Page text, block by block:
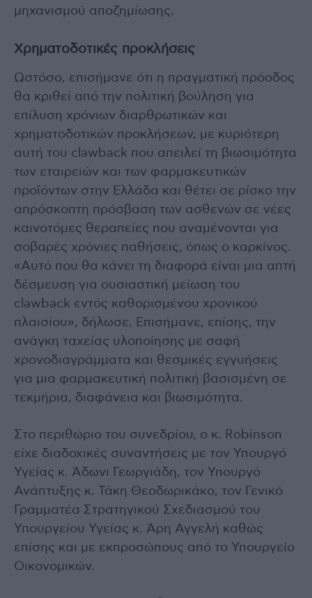
μηχανισμού αποζημίωσης.
Χρηματοδοτικές προκλήσεις
Ωστόσο, επισήμανε ότι η πραγματική πρόοδος
θα κριθεί από την πολιτική βούληση για
επίλυση χρόνιων διαρθρωτικών και
χρηματοδοτικών προκλήσεων, με κυριότερη
αυτή του clawback που απειλεί τη βιωσιμότητα
των εταιρειών και των φαρμακευτικών
προϊόντων στην Ελλάδα και θέτει σε ρίσκο την
απρόσκοπτη πρόσβαση των ασθενών σε νέες
καινοτόμες θεραπείες που αναμένονται για
σοβαρές χρόνιες παθήσεις, όπως ο καρκίνος.
«Αυτό που θα κάνει τη διαφορά είναι μια απτή
δέσμευση για ουσιαστική μείωση του
clawback εντός καθορισμένου χρονικού
πλαισίου», δήλωσε. Επισήμανε, επίσης, την
ανάγκη ταχείας υλοποίησης με σαφή
χρονοδιαγράμματα και θεσμικές εγγυήσεις
για μια φαρμακευτική πολιτική βασισμένη σε
τεκμήρια, διαφάνεια και βιωσιμότητα.
Στο περιθώριο του συνεδρίου, ο κ. Robinson
είχε διαδοχικές συναντήσεις με τον Υπουργό
Υγείας κ. Άδωνι Γεωργιάδη, τον Υπουργό
Ανάπτυξης κ. Τάκη Θεοδωρικάκο, τον Γενικό
Γραμματέα Στρατηγικού Σχεδιασμού του
Υπουργείου Υγείας κ. Άρη Αγγελή καθώς
επίσης και με εκπροσώπους από το Υπουργείο
Οικονομικών.